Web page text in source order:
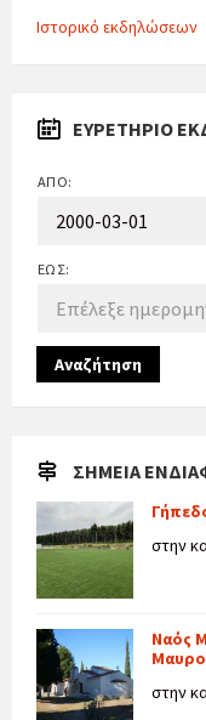
Ιστορικό εκδηλώσεων
ΕΥΡΕΤΉΡΙΟ
ΑΠΌ:
ΈΩΣ:
Αναζήτηση
ΣΗΜΕΊΑ
στην
Ναός
στην